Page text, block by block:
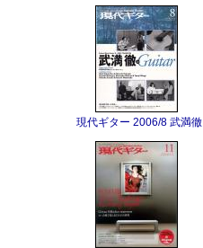
現代ギター 2006/8 武満徹